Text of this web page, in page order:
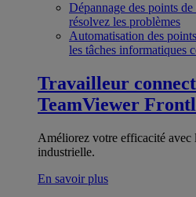
Dépannage des points
résolvez les problèmes
Automatisation des
les tâches informatiques
Travailleur
TeamViewer
Améliorez votre efficacité avec
industrielle.
En savoir plus